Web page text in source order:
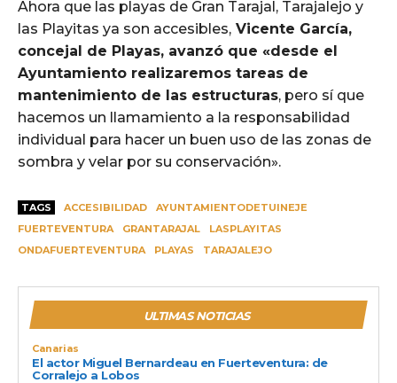
Ahora que las playas de Gran Tarajal, Tarajalejo y
las Playitas ya son accesibles, Vicente García,
concejal de Playas, avanzó que «desde el
Ayuntamiento realizaremos tareas de
mantenimiento de las estructuras, pero sí que
hacemos un llamamiento a la responsabilidad
individual para hacer un buen uso de las zonas de
sombra y velar por su conservación».
TAGS ACCESIBILIDAD
AYUNTAMIENTODETUINEJE
FUERTEVENTURA
GRANTARAJAL
LASPLAYITAS
ONDAFUERTEVENTURA
PLAYAS TARAJALEJO
ULTIMAS NOTICIAS
Canarias
El actor Miguel Bernardeau en Fuerteventura: de
Corralejo a Lobos